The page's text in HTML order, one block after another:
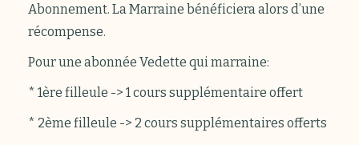
Abonnement. La Marraine bénéficiera alors d’une
récompense.
Pour une abonnée Vedette qui marraine:
* 1ère filleule -> 1 cours supplémentaire offert
* 2ème filleule -> 2 cours supplémentaires offerts